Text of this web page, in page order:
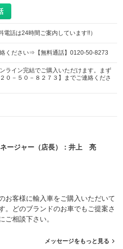
電話は24時間ご案内しています!!）
ください⇒【無料通話】0120-50-8273
ライン完結でご購入いただけます。まず
０－５０－８２７３】までご連絡くださ
ネージャー（店長）：井上 亮
お客様に輸入車をご購入いただいて
。どのブランドのお車でもご提案さ
ご相談下さい。
メッセージをもっと見る